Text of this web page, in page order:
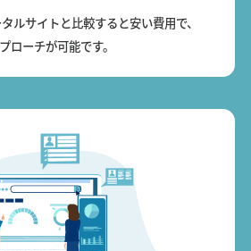
ルサイトと比較すると安い費用で、
ローチが可能です。